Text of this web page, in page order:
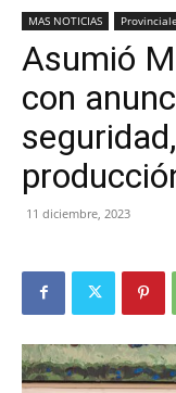
MAS NOTICIAS
Asumió
con
11 diciembre, 2023